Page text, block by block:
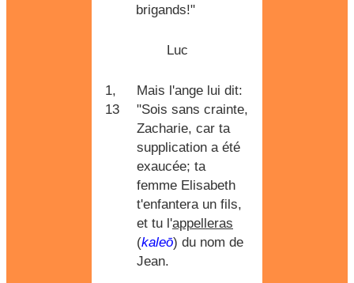
brigands!"
Luc
1,
13
Mais l'ange lui dit:
"Sois sans crainte,
Zacharie, car ta
supplication a été
exaucée; ta
femme Elisabeth
t'enfantera un fils,
et tu l'appelleras
(kaleō) du nom de
Jean.